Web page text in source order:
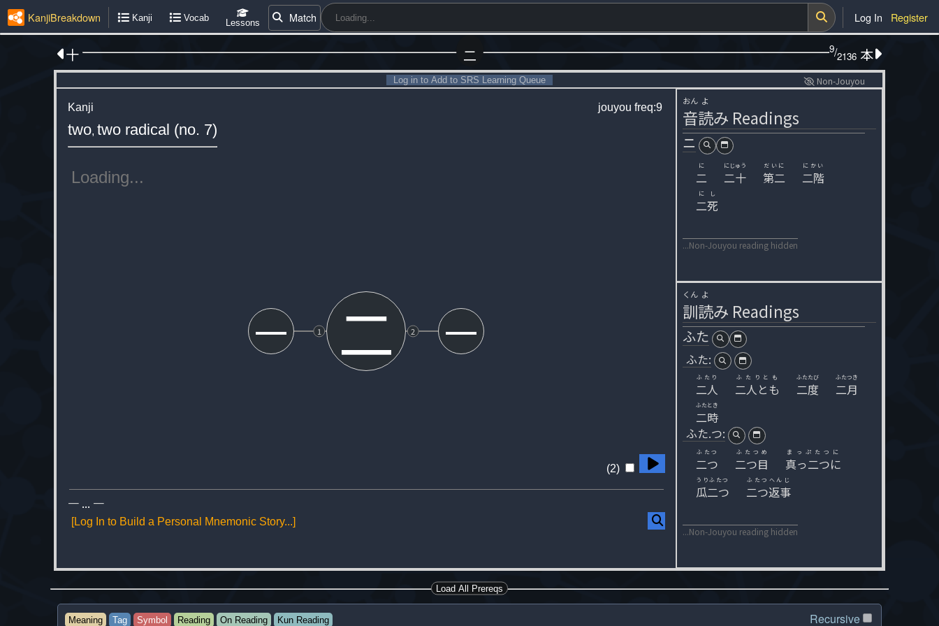
KanjiBreakdown Kanji Vocab Lessons Match Log In Register
十 9/2136
二 本
Non-Jouyou
Log in to Add to SRS Learning Queue
Kanji
two, two radical (no. 7)
jouyou freq:9
1
一 2 一
二
一 ... 一
(2)
[Log In to Build a Personal Mnemonic Story...]
音
おん
読
よ
み Readings
ニ
二
に
二十
にじゅう
第二
だいに
二階
にかい
二死
にし
...Non-Jouyou reading hidden
訓
くん
読
よ
み Readings
ふた
ふた:
二人
ふたり
二人とも
ふたりとも
二度
ふたたび
二月
ふたつき
二時
ふたとき
ふた.つ:
二つ
ふたつ
二つ目
ふたつめ
真っ二つに
まっぷたつに
瓜二つ
うりふたつ
二つ返事
ふたつへんじ
...Non-Jouyou reading hidden
Load All Prereqs
Recursive
Meaning Tag Symbol Reading On Reading Kun Reading